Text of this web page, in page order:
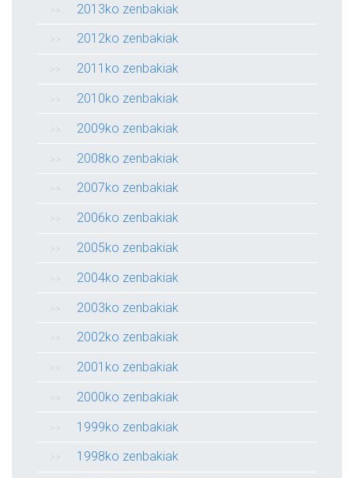
2013ko zenbakiak
2012ko zenbakiak
2011ko zenbakiak
2010ko zenbakiak
2009ko zenbakiak
2008ko zenbakiak
2007ko zenbakiak
2006ko zenbakiak
2005ko zenbakiak
2004ko zenbakiak
2003ko zenbakiak
2002ko zenbakiak
2001ko zenbakiak
2000ko zenbakiak
1999ko zenbakiak
1998ko zenbakiak